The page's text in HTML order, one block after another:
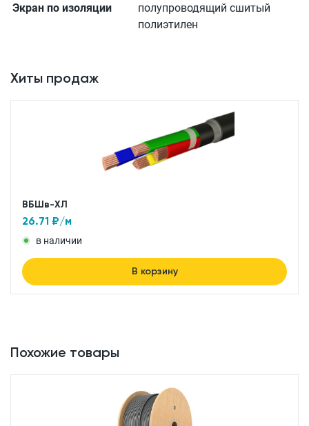
Экран по изоляции
полупроводящий сшитый
полиэтилен
Хиты продаж
ВБШв-ХЛ
26.71 ₽/м
в наличии
В корзину
Похожие товары